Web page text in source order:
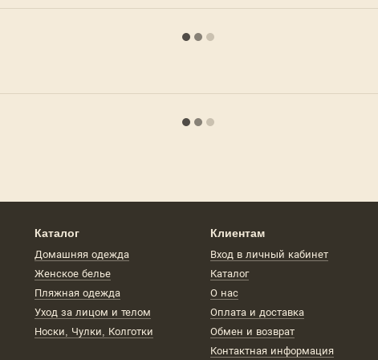
Каталог
Домашняя одежда
Женское белье
Пляжная одежда
Уход за лицом и телом
Носки, Чулки, Колготки
Клиентам
Вход в личный кабинет
Каталог
О нас
Оплата и доставка
Обмен и возврат
Контактная информация